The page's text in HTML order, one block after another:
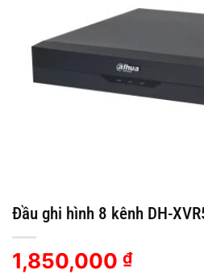
Đầu ghi hình 8 kênh DH-
1,850,000 ₫